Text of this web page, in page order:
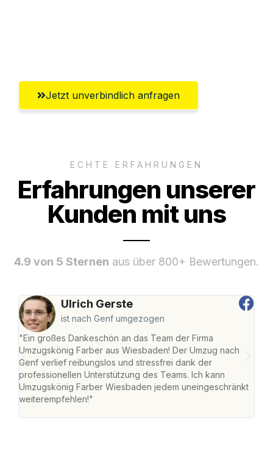
Jetzt unverbindlich anfragen
ECHTE ERFAHRUNGEN
Erfahrungen unserer
Kunden mit uns
4.9 von 5 Sternen aus über 800+ Bewertungen.
Ulrich Gerste
ist nach Genf umgezogen
"Ein großes Dankeschön an das Team der Firma
Umzugskönig Farber aus Wiesbaden! Der Umzug nach
Genf verlief reibungslos und stressfrei dank der
professionellen Unterstützung des Teams. Ich kann
Umzugskönig Farber Wiesbaden jedem uneingeschränkt
weiterempfehlen!"